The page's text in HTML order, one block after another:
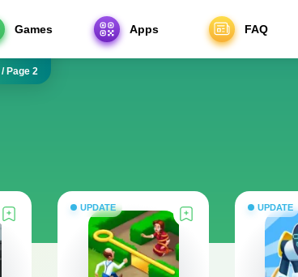
Games Apps FAQ
/ Page 2
UPDATE UPDATE